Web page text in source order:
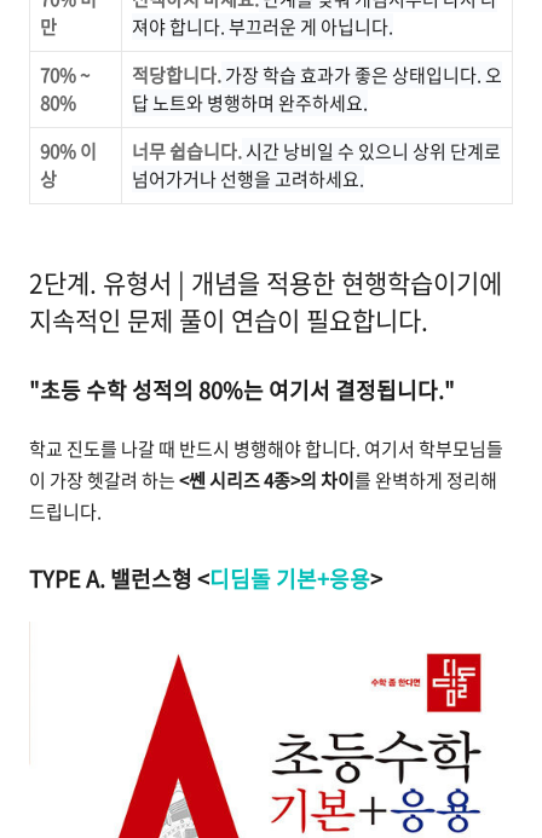
만
져야 합니다. 부끄러운 게 아닙니다.
70% ~
80%
적당합니다.가장 학습 효과가 좋은 상태입니다. 오
답 노트와 병행하며 완주하세요.
90% 이
상
너무 쉽습니다.시간 낭비일 수 있으니 상위 단계로
넘어가거나 선행을 고려하세요.
2단계. 유형서 | 개념을 적용한 현행학습이기에
지속적인 문제 풀이 연습이 필요합니다.
"초등 수학 성적의 80%는 여기서 결정됩니다."
학교 진도를 나갈 때 반드시 병행해야 합니다. 여기서 학부모님들
이 가장 헷갈려 하는<쎈 시리즈 4종>의 차이를 완벽하게 정리해
드립니다.
TYPE A. 밸런스형 <디딤돌 기본+응용>